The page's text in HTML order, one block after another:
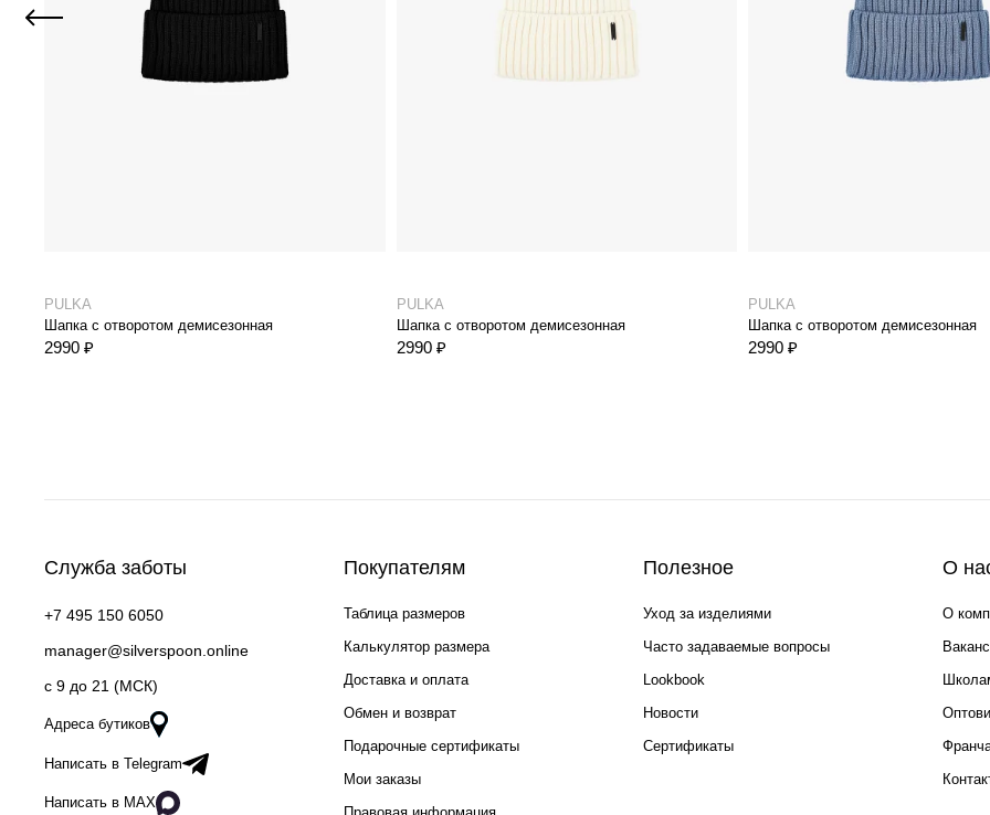
PULKA
Шапка с отворотом демисезонная
2990 ₽
PULKA
Шапка с отворотом демисезонная
2990 ₽
PULKA
Шапка с отворотом демисезонная
2990 ₽
Служба заботы
+7 495 150 6050
manager@silverspoon.online
c 9 до 21 (МСК)
Адреса бутиков
Написать в Telegram
Написать в MAX
Покупателям
Таблица размеров
Калькулятор размера
Доставка и оплата
Обмен и возврат
Подарочные сертификаты
Мои заказы
Полезное
Уход за изделиями
Часто задаваемые вопросы
Lookbook
Новости
Сертификаты
О
О